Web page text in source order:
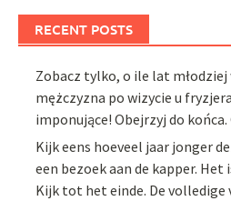
RECENT POSTS
Zobacz tylko, o ile lat
mężczyzna po wizycie u
imponujące! Obejrzyj do
Kijk eens hoeveel jaar jonger
een bezoek aan de kapper.
Kijk tot het einde. De volledige